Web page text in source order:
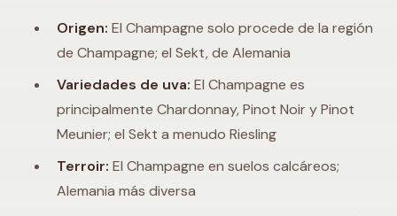
Origen: El Champagne solo procede de la región
de Champagne; el Sekt, de Alemania
Variedades de uva: El Champagne es
principalmente Chardonnay, Pinot Noir y Pinot
Meunier; el Sekt a menudo Riesling
Terroir: El Champagne en suelos calcáreos;
Alemania más diversa